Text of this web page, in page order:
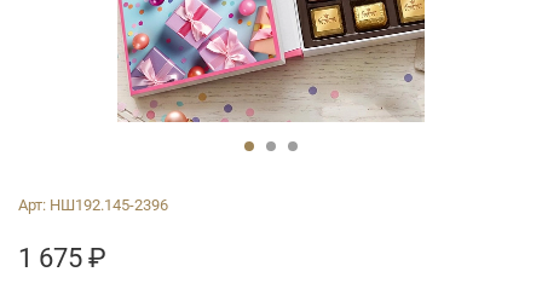
Арт: НШ192.145-2396
1 675₽